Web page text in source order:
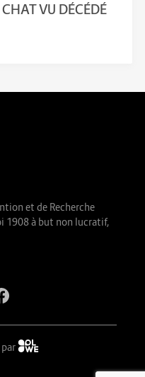
VU DÉCÉDÉ
et de Recherche
1908 à but non lucratif,